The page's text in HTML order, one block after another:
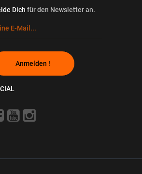
Dich für den Newsletter an.
Anmelden !